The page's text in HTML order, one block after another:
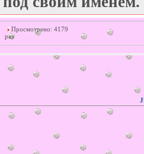
Просмотрено: 4179
раз
©